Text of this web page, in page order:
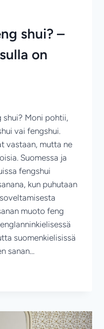
shui? –
on
shui? Moni pohtii,
vai fengshui.
vastaan, mutta ne
Suomessa ja
fengshui
kun puhutaan
muoto feng
suomenkielisissä
sanan…